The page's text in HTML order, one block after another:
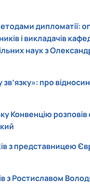
дипломатії:
і викладачів
наук з
про відносин
Конвенцію розповів
з представницею
з Ростиславом